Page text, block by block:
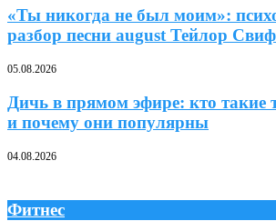
«Ты никогда не был моим»:
разбор песни august Тейлор
05.08.2026
Дичь в прямом эфире: кто такие
и почему они популярны
04.08.2026
Фитнес